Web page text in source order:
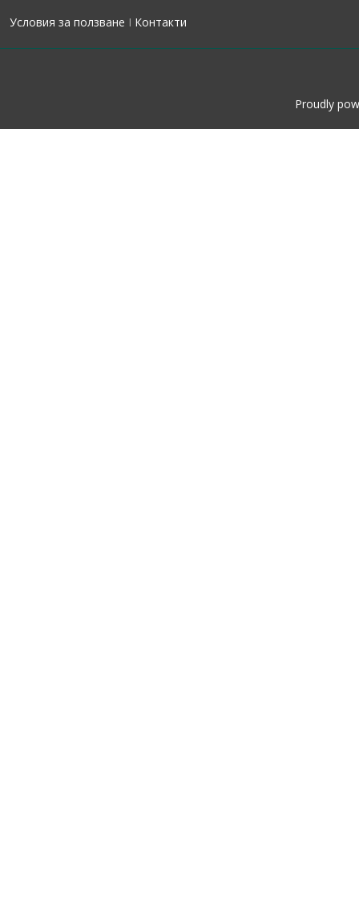
Условия за ползване I Контакти
Proudly